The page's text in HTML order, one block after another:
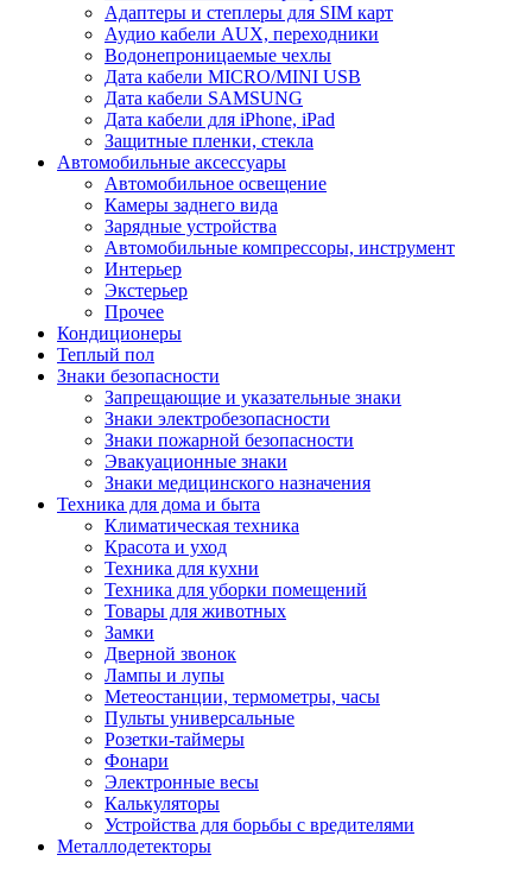
Адаптеры и степлеры для SIM карт
Аудио кабели AUX, переходники
Водонепроницаемые чехлы
Дата кабели MICRO/MINI USB
Дата кабели SAMSUNG
Дата кабели для iPhone, iPad
Защитные пленки, стекла
Автомобильные аксессуары
Автомобильное освещение
Камеры заднего вида
Зарядные устройства
Автомобильные компрессоры, инструмент
Интерьер
Экстерьер
Прочее
Кондиционеры
Теплый пол
Знаки безопасности
Запрещающие и указательные знаки
Знаки электробезопасности
Знаки пожарной безопасности
Эвакуационные знаки
Знаки медицинского назначения
Техника для дома и быта
Климатическая техника
Красота и уход
Техника для кухни
Техника для уборки помещений
Товары для животных
Замки
Дверной звонок
Лампы и лупы
Метеостанции, термометры, часы
Пульты универсальные
Розетки-таймеры
Фонари
Электронные весы
Калькуляторы
Устройства для борьбы с вредителями
Металлодетекторы